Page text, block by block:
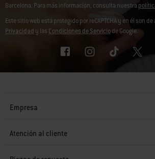
Barcelona. Para más información, consulta nuestra
Este sitio web está protegido por reCAPTCHA y en él son
Privacidad y las Condiciones de Serviciode Google.
Empresa
Atención al cliente